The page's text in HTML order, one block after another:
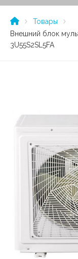
Товары
Внешний блок
3U55S2SL5FA